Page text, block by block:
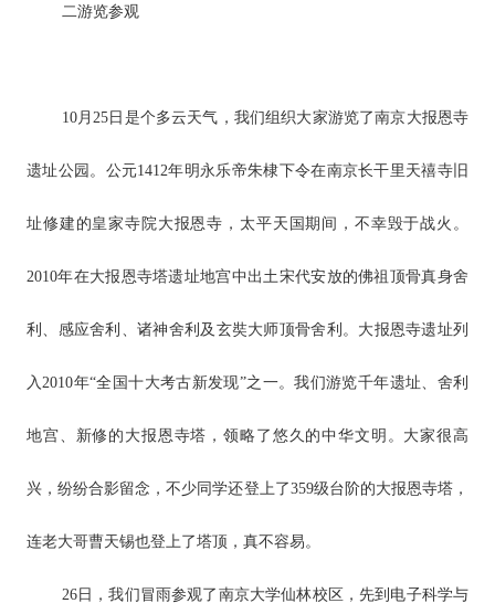
二游览参观
10月25日是个多云天气，我们组织大家游览了南京大报恩寺
遗址公园。公元1412年明永乐帝朱棣下令在南京长干里天禧寺旧
址修建的皇家寺院大报恩寺，太平天国期间，不幸毁于战火。
2010年在大报恩寺塔遗址地宫中出土宋代安放的佛祖顶骨真身舍
利、感应舍利、诸神舍利及玄奘大师顶骨舍利。大报恩寺遗址列
入2010年“全国十大考古新发现”之一。我们游览千年遗址、舍利
地宫、新修的大报恩寺塔，领略了悠久的中华文明。大家很高
兴，纷纷合影留念，不少同学还登上了359级台阶的大报恩寺塔，
连老大哥曹天锡也登上了塔顶，真不容易。
26日，我们冒雨参观了南京大学仙林校区，先到电子科学与